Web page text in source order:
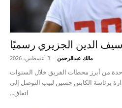
سيف الدين الجزيري رسميًا
مالك عبدالرحمن - 3 أغسطس، 2026
من أبرز محطات الفريق خلال السنوات
برئاسة الكابتن حسين لبيب التوصل إلى
اتفاق...